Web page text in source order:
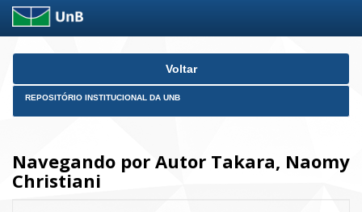
Skip
Voltar
REPOSITÓRIO INSTITUCIONAL DA UNB
Navegando por Autor Takara, Naomy
Christiani